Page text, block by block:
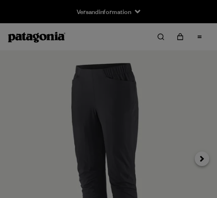
Versandinformation
Weiter